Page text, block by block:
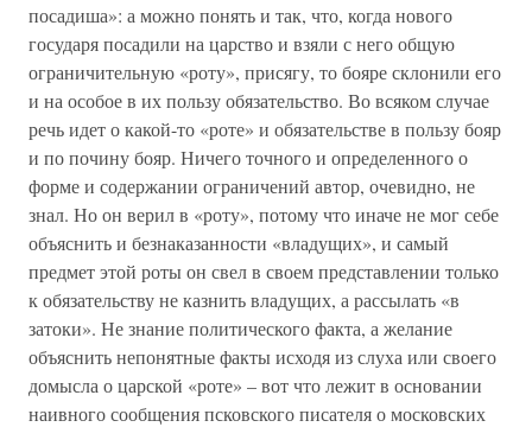
посадиша»: а можно понять и так, что, когда нового
государя посадили на царство и взяли с него общую
ограничительную «роту», присягу, то бояре склонили его
и на особое в их пользу обязательство. Во всяком случае
речь идет о какой-то «роте» и обязательстве в пользу бояр
и по почину бояр. Ничего точного и определенного о
форме и содержании ограничений автор, очевидно, не
знал. Но он верил в «роту», потому что иначе не мог себе
объяснить и безнаказанности «владущих», и самый
предмет этой роты он свел в своем представлении только
к обязательству не казнить владущих, а рассылать «в
затоки». Не знание политического факта, а желание
объяснить непонятные факты исходя из слуха или своего
домысла о царской «роте» – вот что лежит в основании
наивного сообщения псковского писателя о московских